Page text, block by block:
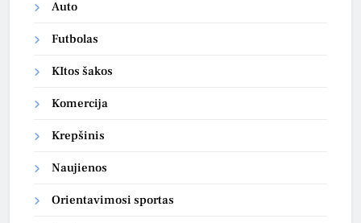
Auto
Futbolas
KItos šakos
Komercija
Krepšinis
Naujienos
Orientavimosi sportas